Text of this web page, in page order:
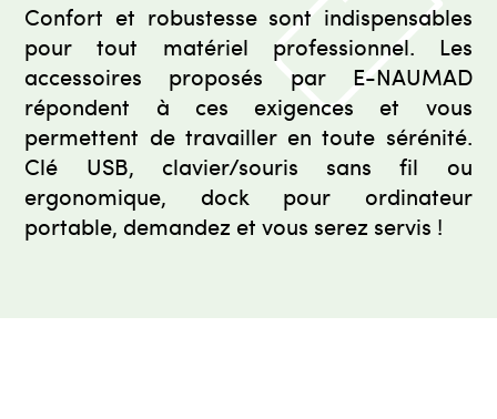
Confort et robustesse sont indispensables
pour tout matériel professionnel. Les
accessoires proposés par E-NAUMAD
répondent à ces exigences et vous
permettent de travailler en toute sérénité.
Clé USB, clavier/souris sans fil ou
ergonomique, dock pour ordinateur
portable, demandez et vous serez servis !